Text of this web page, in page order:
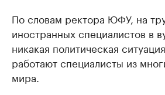
По словам ректора ЮФУ, на
иностранных специалистов в
никакая политическая
работают специалисты из
мира.